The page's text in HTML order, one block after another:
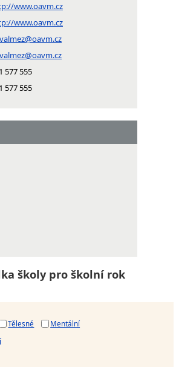
www.oavm.cz
www.oavm.cz
577 555
577 555
školy pro školní rok
Tělesné
Mentální